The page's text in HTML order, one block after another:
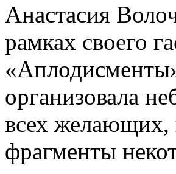
Анастасия
рамках своего
организовала
всех желающих,
фрагменты